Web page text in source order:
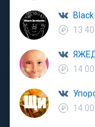
13
14
14